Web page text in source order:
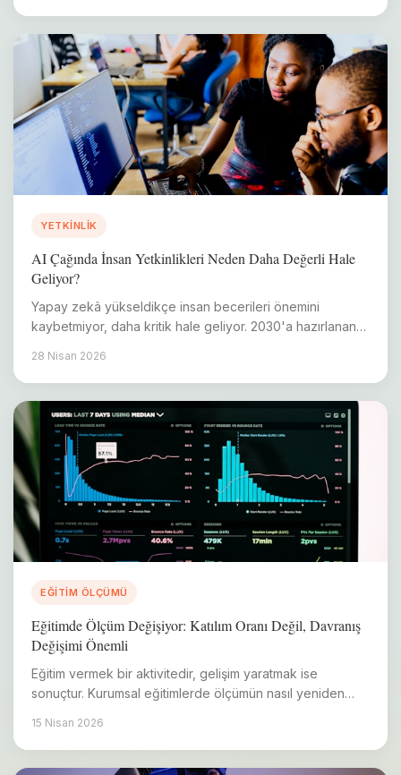
YETKINLIK
AI Çağında İnsan Yetkinlikleri Neden Daha Değerli Hale
Geliyor?
Yapay zekâ yükseldikçe insan becerileri önemini
kaybetmiyor, daha kritik hale geliyor. 2030'a hazırlanan
28 Nisan 2026
EĞITIM ÖLÇÜMÜ
Eğitimde Ölçüm Değişiyor: Katılım Oranı Değil, Davranış
Değişimi Önemli
Eğitim vermek bir aktivitedir, gelişim yaratmak ise
sonuçtur. Kurumsal eğitimlerde ölçümün nasıl yeniden
15 Nisan 2026